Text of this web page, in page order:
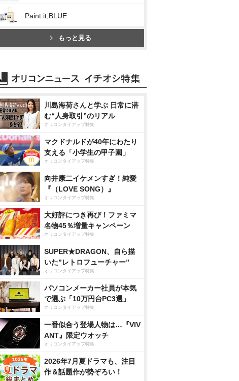
Paint it,BLUE
もっと見る
川島海荷さんと学ぶ 日常に潜
む“人身取引”のリアル
オリコンタイアップ特集
マクドナルドが40年にわたり
支える「小学生の甲子園」
オリコンタイアップ特集
向井康二イケメンすぎ！純愛
『（LOVE SONG）』
オリコンタイアップ特集
大好評につき再び！ファミマ
名物45％増量キャンペーン
オリコンタイアップ特集
SUPER★DRAGON、自ら描
いた”レトロフューチャー”
オリコンタイアップ特集
パソコンメーカー社員が本気
で選ぶ「10万円台PC3選」
オリコンタイアップ特集
一番似合う登場人物は…『VIV
ANT』限定ウオッチ
オリコンタイアップ特集
2026年7月夏ドラマも、注目
作＆話題作が勢ぞろい！